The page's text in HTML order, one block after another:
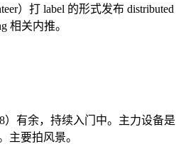
）打 label 的形式发布 distributed
相关内推。
）有余，持续入门中。主力设备是
主要拍风景。